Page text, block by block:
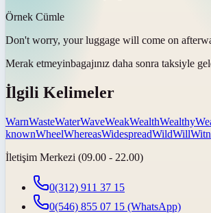
Örnek Cümle
Don't worry, your luggage will come on
Merak etmeyinbagajınız daha sonra taksiyle
İlgili Kelimeler
WarnWasteWaterWaveWeakWealthWealthy
knownWheelWhereasWidespreadWildWill
İletişim Merkezi (09.00 - 22.00)
0(312) 911 37 15
0(546) 855 07 15 (WhatsApp)